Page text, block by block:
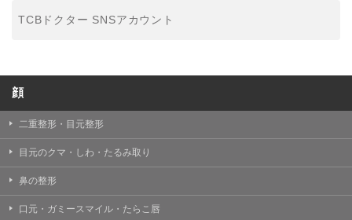
TCBドクター SNSアカウント
顔
二重整形・目元整形
目元のクマ・しわ・たるみ取り
鼻の整形
口元・ガミースマイル・たらこ唇